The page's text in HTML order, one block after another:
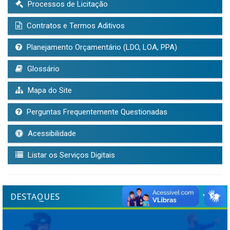
Processos de Licitação
Contratos e Termos Aditivos
Planejamento Orçamentário (LDO, LOA, PPA)
Glossário
Mapa do Site
Perguntas Frequentemente Questionadas
Acessibilidade
Listar os Serviços Digitais
DESTAQUES